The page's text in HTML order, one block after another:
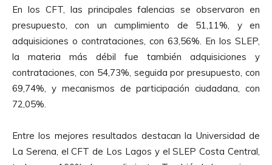
En los CFT, las principales falencias se observaron en
presupuesto, con un cumplimiento de 51,11%, y en
adquisiciones o contrataciones, con 63,56%. En los SLEP,
la materia más débil fue también adquisiciones y
contrataciones, con 54,73%, seguida por presupuesto, con
69,74%, y mecanismos de participación ciudadana, con
72,05%.
Entre los mejores resultados destacan la Universidad de
La Serena, el CFT de Los Lagos y el SLEP Costa Central,